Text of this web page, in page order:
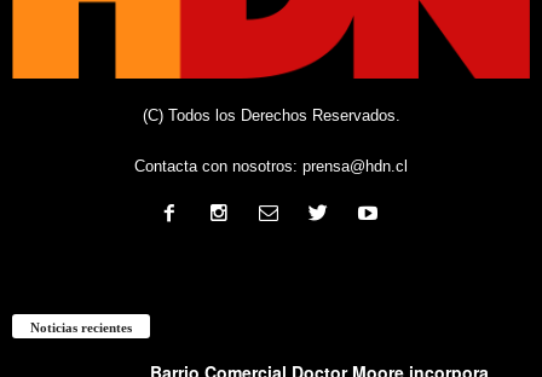
(C) Todos los Derechos Reservados.
Contacta con nosotros: prensa@hdn.cl
Noticias recientes
Barrio Comercial Doctor Moore incorpora